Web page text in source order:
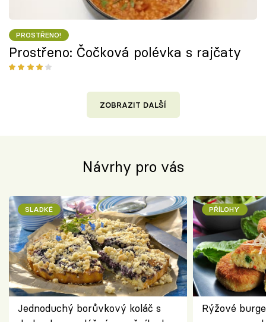
PROSTŘENO!
Prostřeno: Čočková polévka s rajčaty
ZOBRAZIT DALŠÍ
Návrhy pro vás
SLADKÉ
Jednoduchý borůvkový koláč s
PŘÍLOHY
Rýžové